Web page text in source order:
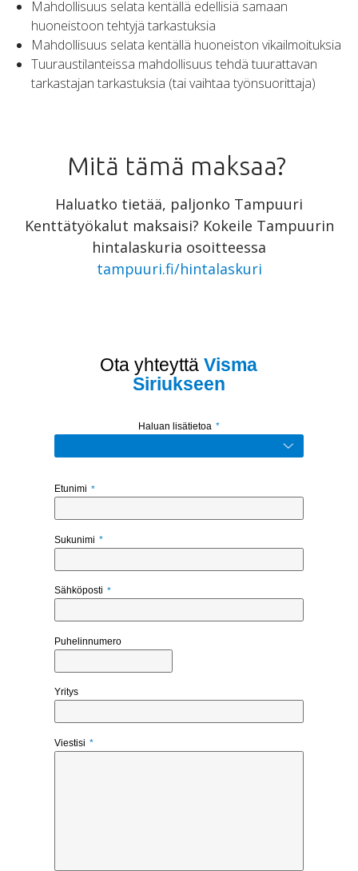
Mahdollisuus selata kentällä edellisiä samaan
huoneistoon tehtyjä tarkastuksia
Mahdollisuus selata kentällä huoneiston vikailmoituksia
Tuuraustilanteissa mahdollisuus tehdä tuurattavan
tarkastajan tarkastuksia (tai vaihtaa työnsuorittaja)
Mitä tämä maksaa?
Haluatko tietää, paljonko Tampuuri
Kenttätyökalut maksaisi? Kokeile Tampuurin
hintalaskuria osoitteessa
tampuuri.fi/hintalaskuri